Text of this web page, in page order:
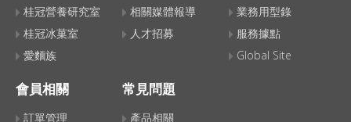
桂冠營養研究室
桂冠冰菓室
愛麵族
相關媒體報導
人才招募
業務用型錄
服務據點
Global Site
會員相關
訂單管理
常見問題
產品相關